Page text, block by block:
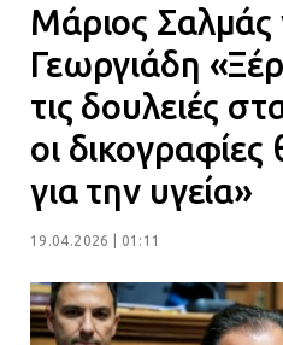
Βριλήσσια:
τζαμαρία
13.07.2026 | 21:32
Η Οινόη
και ασφαλή
Μάριος
Γεωργιάδη
τις δουλειές
οι
για την υγεία»
19.04.2026 | 01:11